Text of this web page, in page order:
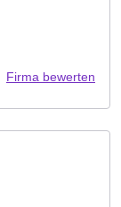
Firma bewerten